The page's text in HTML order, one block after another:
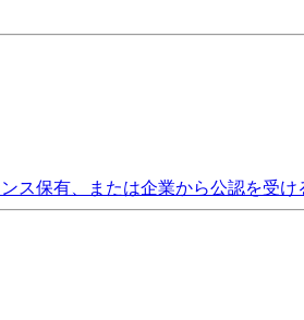
ンス保有、または企業から公認を受